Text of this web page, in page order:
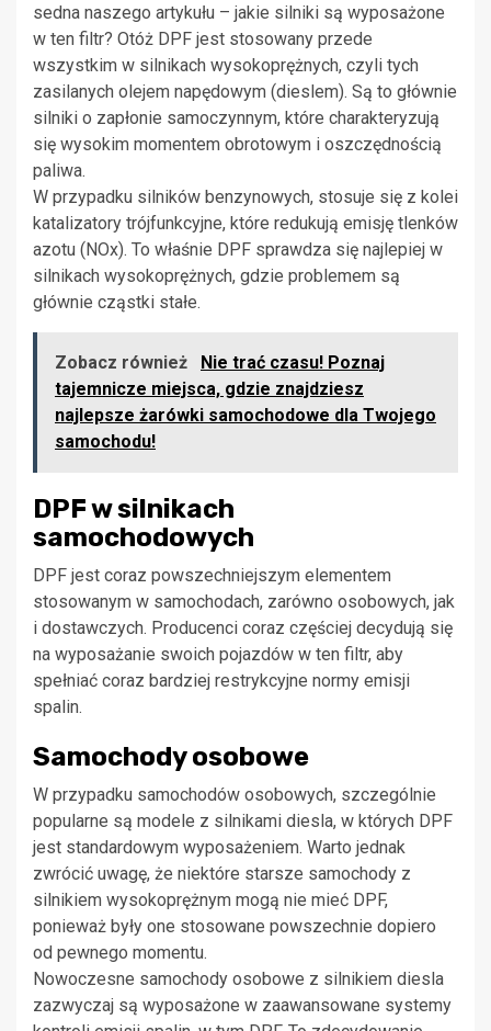
sedna naszego artykułu – jakie silniki są wyposażone
w ten filtr? Otóż DPF jest stosowany przede
wszystkim w silnikach wysokoprężnych, czyli tych
zasilanych olejem napędowym (dieslem). Są to głównie
silniki o zapłonie samoczynnym, które charakteryzują
się wysokim momentem obrotowym i oszczędnością
paliwa.
W przypadku silników benzynowych, stosuje się z kolei
katalizatory trójfunkcyjne, które redukują emisję tlenków
azotu (NOx). To właśnie DPF sprawdza się najlepiej w
silnikach wysokoprężnych, gdzie problemem są
głównie cząstki stałe.
Zobacz również
Nie trać czasu! Poznaj
tajemnicze miejsca, gdzie znajdziesz
najlepsze żarówki samochodowe dla Twojego
samochodu!
DPF w silnikach
samochodowych
DPF jest coraz powszechniejszym elementem
stosowanym w samochodach, zarówno osobowych, jak
i dostawczych. Producenci coraz częściej decydują się
na wyposażanie swoich pojazdów w ten filtr, aby
spełniać coraz bardziej restrykcyjne normy emisji
spalin.
Samochody osobowe
W przypadku samochodów osobowych, szczególnie
popularne są modele z silnikami diesla, w których DPF
jest standardowym wyposażeniem. Warto jednak
zwrócić uwagę, że niektóre starsze samochody z
silnikiem wysokoprężnym mogą nie mieć DPF,
ponieważ były one stosowane powszechnie dopiero
od pewnego momentu.
Nowoczesne samochody osobowe z silnikiem diesla
zazwyczaj są wyposażone w zaawansowane systemy